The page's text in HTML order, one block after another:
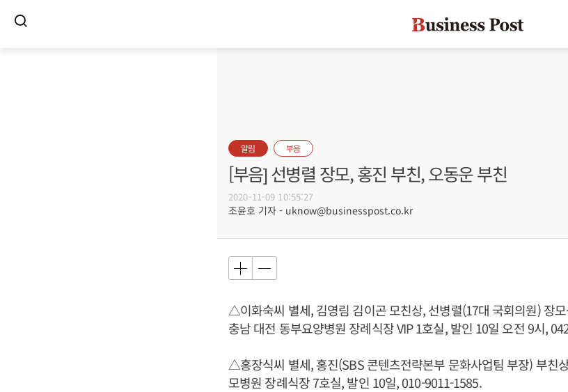
알림 부음
[부음] 선병렬 장모, 홍진 부친, 오동운 부친
2020-11-09 10:55:27
조윤호 기자 - uknow@businesspost.co.kr
△이화숙씨 별세, 김영림 김이곤 모친상, 선병렬(17대 국회의원) 장
충남 대전 동부요양병원 장례식장 VIP 1호실, 발인 10일 오전 9시,
△홍장식씨 별세, 홍진(SBS 콘텐츠전략본부 문화사업팀 부장) 부친
모병원 장례식장 7호실, 발인 10일, 010-9011-1585.